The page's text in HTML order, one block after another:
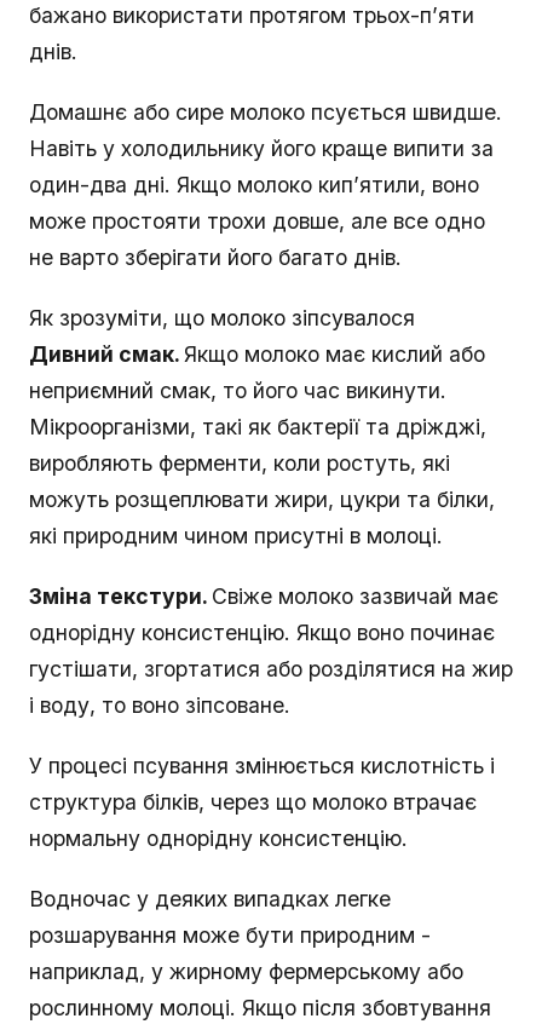
бажано використати протягом трьох-п’яти
днів.
Домашнє або сире молоко псується швидше.
Навіть у холодильнику його краще випити за
один-два дні. Якщо молоко кип’ятили, воно
може простояти трохи довше, але все одно
не варто зберігати його багато днів.
Як зрозуміти, що молоко зіпсувалося
Дивний смак. Якщо молоко має кислий або
неприємний смак, то його час викинути.
Мікроорганізми, такі як бактерії та дріжджі,
виробляють ферменти, коли ростуть, які
можуть розщеплювати жири, цукри та білки,
які природним чином присутні в молоці.
Зміна текстури. Свіже молоко зазвичай має
однорідну консистенцію. Якщо воно починає
густішати, згортатися або розділятися на жир
і воду, то воно зіпсоване.
У процесі псування змінюється кислотність і
структура білків, через що молоко втрачає
нормальну однорідну консистенцію.
Водночас у деяких випадках легке
розшарування може бути природним -
наприклад, у жирному фермерському або
рослинному молоці. Якщо після збовтування